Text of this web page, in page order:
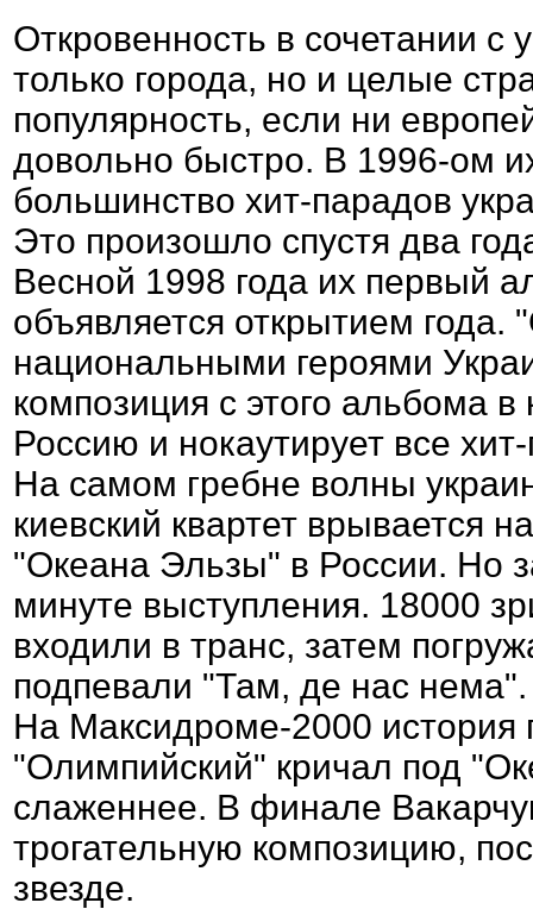
Откровенность в сочетании
только города, но и целые
популярность, если ни
довольно быстро. В 1996-ом
большинство хит-парадов
Это произошло спустя два
Весной 1998 года их первый
объявляется открытием года.
национальными героями
композиция с этого альбома
Россию и нокаутирует все
На самом гребне волны
киевский квартет врывается
"Океана Эльзы" в России. Но
минуте выступления. 18000
входили в транс, затем
подпевали "Там, де нас нема".
На Максидроме-2000 история
"Олимпийский" кричал под
слаженнее. В финале
трогательную композицию,
звезде.